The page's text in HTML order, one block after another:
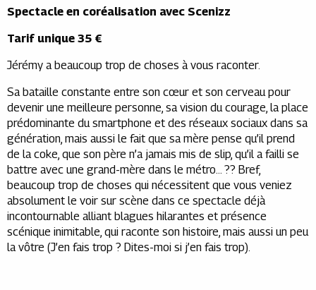
Spectacle en coréalisation avec Scenizz
Tarif unique 35 €
Jérémy a beaucoup trop de choses à vous raconter.
Sa bataille constante entre son cœur et son cerveau pour
devenir une meilleure personne, sa vision du courage, la place
prédominante du smartphone et des réseaux sociaux dans sa
génération, mais aussi le fait que sa mère pense qu’il prend
de la coke, que son père n’a jamais mis de slip, qu’il a failli se
battre avec une grand-mère dans le métro… ?? Bref,
beaucoup trop de choses qui nécessitent que vous veniez
absolument le voir sur scène dans ce spectacle déjà
incontournable alliant blagues hilarantes et présence
scénique inimitable, qui raconte son histoire, mais aussi un peu
la vôtre (J’en fais trop ? Dites-moi si j’en fais trop).